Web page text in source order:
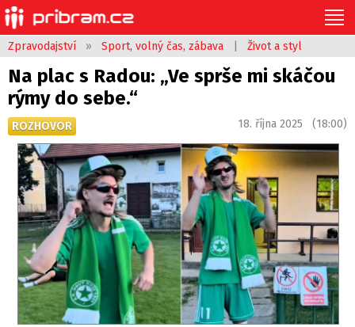
Zpravodajství » Sport, volný čas, zábava Život a styl
Na plac s Radou: „Ve sprše mi skáčou
rýmy do sebe.“
ROZHOVOR 18. října 2025 (18:00)